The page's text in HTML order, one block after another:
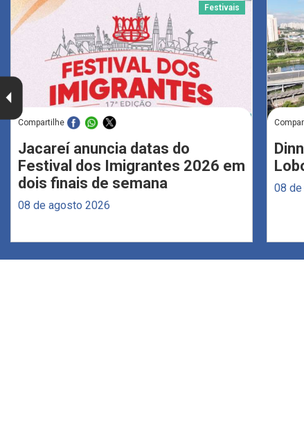
Festivais
Compartilhe
Jacareí anuncia datas do
Festival dos Imigrantes 2026 em
dois finais de semana
08 de agosto 2026
08